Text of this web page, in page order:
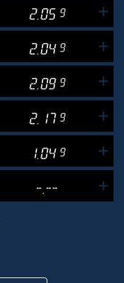
2.05 9
2.04 9
2.09 9
2.17 9
1.04 9
-.--